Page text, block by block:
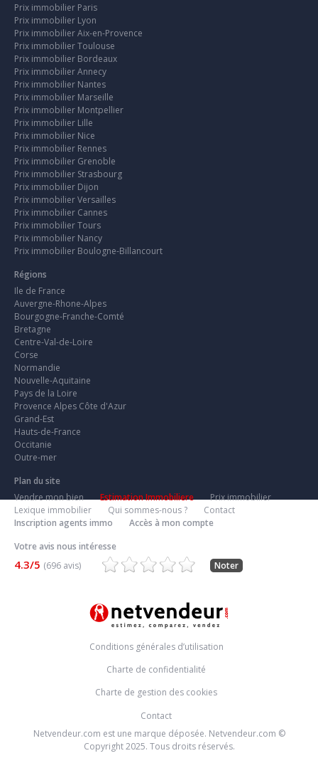
Prix immobilier Paris
Prix immobilier Lyon
Prix immobilier Aix-en-Provence
Prix immobilier Toulouse
Prix immobilier Bordeaux
Prix immobilier Annecy
Prix immobilier Nantes
Prix immobilier Marseille
Prix immobilier Montpellier
Prix immobilier Lille
Prix immobilier Nice
Prix immobilier Rennes
Prix immobilier Grenoble
Prix immobilier Strasbourg
Prix immobilier Dijon
Prix immobilier Versailles
Prix immobilier Cannes
Prix immobilier Tours
Prix immobilier Nancy
Prix immobilier Boulogne-Billancourt
Régions
Ile de France
Auvergne-Rhone-Alpes
Bourgogne-Franche-Comté
Bretagne
Centre-Val-de-Loire
Corse
Normandie
Nouvelle-Aquitaine
Pays de la Loire
Provence Alpes Côte d'Azur
Grand-Est
Hauts-de-France
Occitanie
Outre-mer
Plan du site
Vendre mon bien
Estimation Immobiliere
Prix immobilier
Lexique immobilier
Qui sommes-nous ?
Contact
Inscription agents immo
Accès à mon compte
Votre avis nous intéresse
4.3/5 (696 avis) Noter
Conditions générales d’utilisation
Charte de confidentialité
Charte de gestion des cookies
Contact
Netvendeur.com est une marque déposée. Netvendeur.com ©
Copyright 2025. Tous droits réservés.